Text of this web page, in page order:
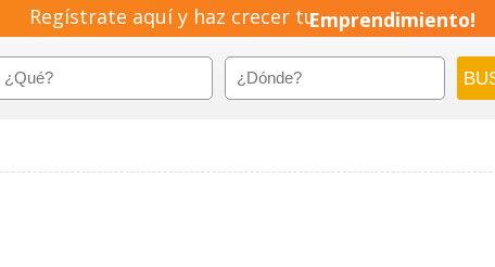
Regístrate aquí y haz crecer tuEmprendimiento!